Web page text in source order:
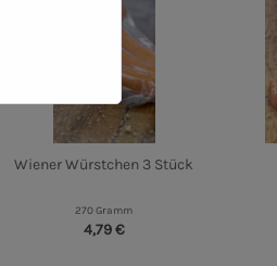
Wiener Würstchen 3 Stück
270 Gramm
4,79 €